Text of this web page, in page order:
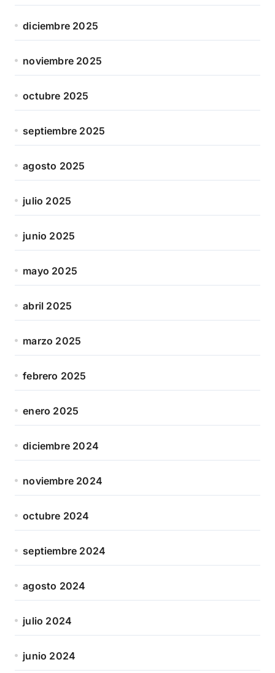
diciembre 2025
noviembre 2025
octubre 2025
septiembre 2025
agosto 2025
julio 2025
junio 2025
mayo 2025
abril 2025
marzo 2025
febrero 2025
enero 2025
diciembre 2024
noviembre 2024
octubre 2024
septiembre 2024
agosto 2024
julio 2024
junio 2024